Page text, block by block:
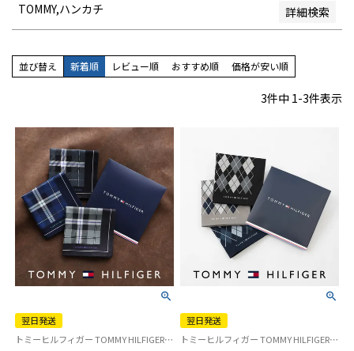
TOMMY,ハンカチ 詳細検索
並び替え 新着順 レビュー順 おすすめ順 価格が安い順
3件中 1-3件表示
翌日発送
トミーヒルフィガー TOMMY HILFIGER 公式オンラインショップ・正規ライセンス品 メンズ ブランド ハンカチ ギフト・プレゼント
翌日発送
トミーヒルフィガー TOMMY HILFIGER 公式オンラインショップ・正規ライセンス品 メンズ ブランド ハンカチ ギフト・プレゼント